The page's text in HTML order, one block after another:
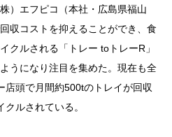
）エフピコ（本社・広島県福山
収コストを抑えることができ、食
クルされる「トレー toトレーR」
うになり注目を集めた。現在も全
店頭で月間約500tのトレイが回収
ルされている。